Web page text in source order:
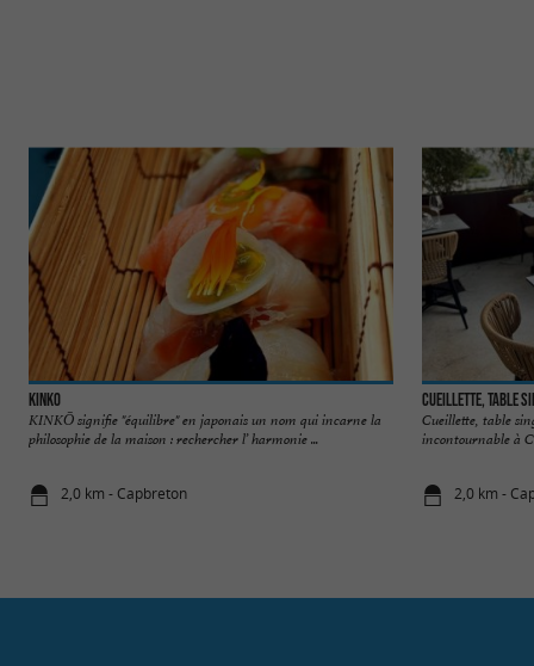
Kinko
KINKŌ signifie "équilibre" en japonais un nom qui incarne la
philosophie de la maison : rechercher l’ harmonie ...
2,0 km - Capbreton
Cueillette, Table
Cueillette, table
incontournable à
2,0 km -